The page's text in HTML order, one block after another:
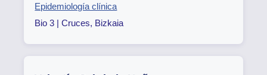
Epidemiología clínica
Bio 3 | Cruces, Bizkaia